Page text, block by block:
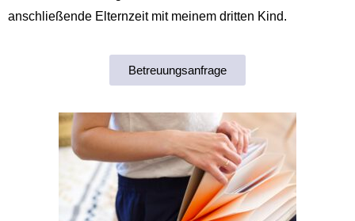
anschließende Elternzeit mit meinem dritten Kind.
Betreuungsanfrage